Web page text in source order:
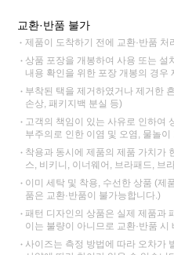
교환·반품 불가
제품이 도착하기 전에 교환·반품 처
상품 포장을 개봉하여 사용 또는 설
내용 확인을 위한 포장 개봉의 경우
부착된 택을 제거하였거나 제거한
손상, 패키지백 분실 등)
고객의 책임이 있는 사유로 인하여
부주의로 인한 이염 및 오염, 물놀
착용과 동시에 제품의 제품 가치가
스, 비키니, 이너웨어, 브라패드, 브
이미 세탁 및 착용, 수선한 상품 (제
품은 교환·반품이 불가능합니다.)
패턴 디자인의 상품은 실제 제품과
이는 불량이 아니므로 교환·반품 시
사이즈는 측정 방법에 따라 오차가